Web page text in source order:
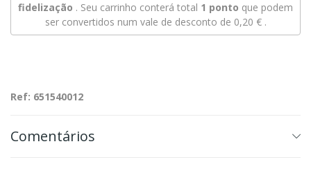
fidelização . Seu carrinho conterá total 1 ponto que podem
ser convertidos num vale de desconto de 0,20 €.
Ref: 651540012
Comentários